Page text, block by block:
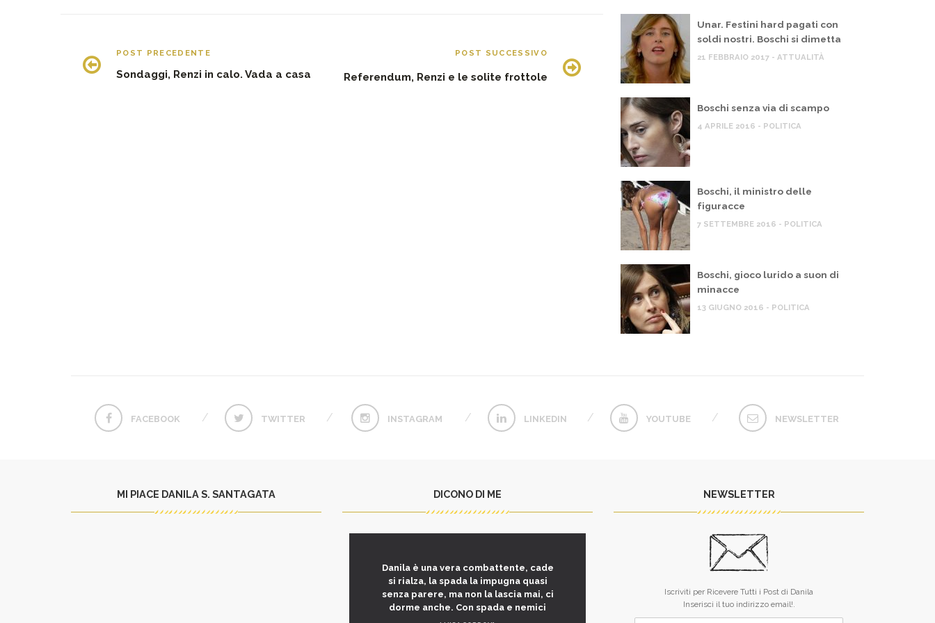
POST PRECEDENTE
Sondaggi, Renzi in calo. Vada a casa
POST SUCCESSIVO
Referendum, Renzi e le solite frottole
Unar. Festini hard pagati con
soldi nostri. Boschi si dimetta
21 FEBBRAIO 2017 - ATTUALITÀ
Boschi senza via di scampo
4 APRILE 2016 - POLITICA
Boschi, il ministro delle
figuracce
7 SETTEMBRE 2016 - POLITICA
Boschi, gioco lurido a suon di
minacce
13 GIUGNO 2016 - POLITICA
FACEBOOK TWITTER INSTAGRAM LINKEDIN YOUTUBE NEWSLETTER
MI PIACE DANILA S. SANTAGATA DICONO DI ME
Danila è una vera combattente, cade
si rialza, la spada la impugna quasi
senza parere, ma non la lascia mai, ci
dorme anche. Con spada e nemici
L’unico difetto dei tuoi libri è che
MONICA ALLEGRUCCI
NEWSLETTER
Iscriviti per Ricevere Tutti i Post di Danila
Inserisci il tuo indirizzo email!.